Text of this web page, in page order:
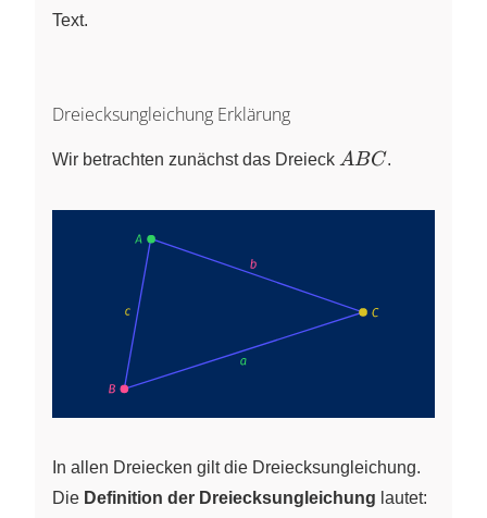
Text.
Dreiecksungleichung Erklärung
Wir betrachten zunächst das Dreieck ABC
ABC.
In allen Dreiecken gilt die Dreiecksungleichung.
Die Definition der Dreiecksungleichung lautet: